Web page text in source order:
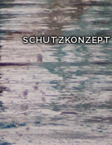
SCHUTZKONZEPT